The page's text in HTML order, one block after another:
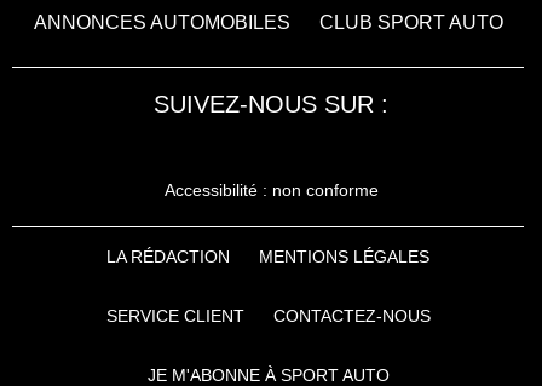
ANNONCES AUTOMOBILES
CLUB SPORT AUTO
SUIVEZ-NOUS SUR :
Accessibilité : non conforme
LA RÉDACTION MENTIONS LÉGALES
SERVICE CLIENT CONTACTEZ-NOUS
JE M'ABONNE À SPORT AUTO